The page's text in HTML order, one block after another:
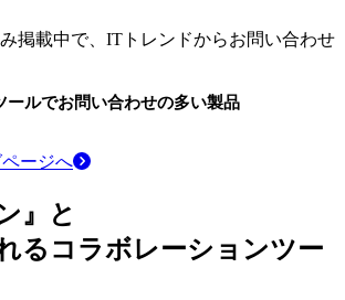
掲載中で、ITトレンドからお問い合わせ
ールでお問い合わせの多い製品
ージへ
』と
るコラボレーションツー